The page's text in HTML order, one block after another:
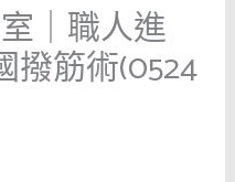
｜職人進
撥筋術(0524